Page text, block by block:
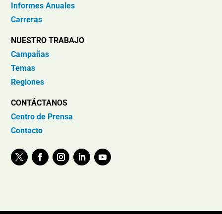
Informes Anuales
Carreras
NUESTRO TRABAJO
Campañas
Temas
Regiones
CONTÁCTANOS
Centro de Prensa
Contacto